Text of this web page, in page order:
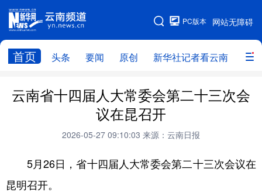
网站无障碍
PC版本
首页 头条 要闻 原创 新华社记者看云南 政务
网站地图
头条 云南要闻 本网原创
政务
云南省领导报道集
教育
州市
社会
云南省十四届人大常委会第二十三次会
议在昆召开
2026-05-27 09:10:03 来源：云南日报
5月26日，省十四届人大常委会第二十三次会议在
昆明召开。